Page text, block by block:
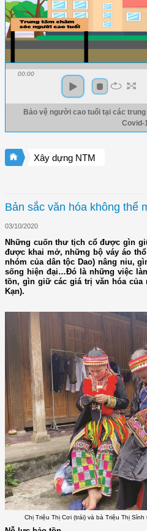
00:00
Bảo vệ người cao tuổi tại các
Covid-
Xây dựng NTM
Bản sắc văn hóa không thể
03/10/2020
Những cuốn thư tịch cổ được gìn
được khai mở, những bộ váy áo
nhóm của dân tộc Dao) nâng niu,
sống hiện đại…Đó là những việc
tồn, gìn giữ các giá trị văn hóa của
Kạn).
Chị Triệu Thị Cơi (trái) và bà Triệu Thị